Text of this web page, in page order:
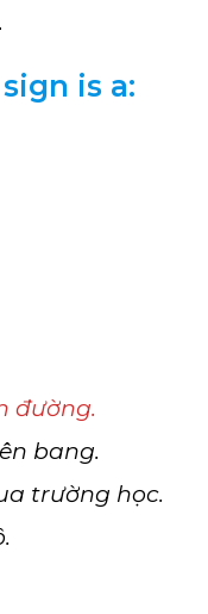
is a:
đường.
bang.
trường học.